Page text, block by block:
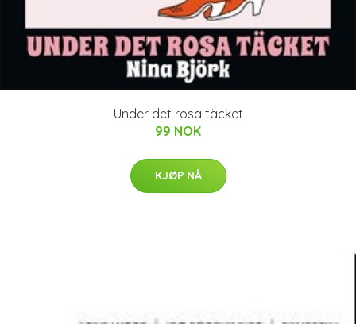
Under det rosa täcket
99 NOK
KJØP NÅ